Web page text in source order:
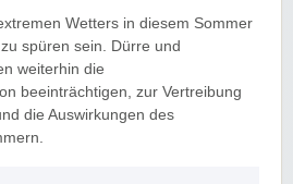
Wetters in diesem Sommer
spüren sein. Dürre und
weiterhin die
beeinträchtigen, zur Vertreibung
die Auswirkungen des